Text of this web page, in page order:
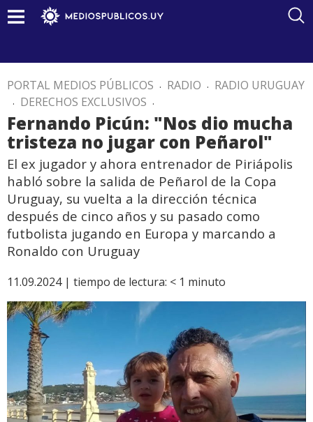
PORTAL MEDIOS PÚBLICOS . RADIO . RADIO URUGUAY
. DERECHOS EXCLUSIVOS .
Fernando Picún: "Nos dio mucha
tristeza no jugar con Peñarol"
El ex jugador y ahora entrenador de Piriápolis
habló sobre la salida de Peñarol de la Copa
Uruguay, su vuelta a la dirección técnica
después de cinco años y su pasado como
futbolista jugando en Europa y marcando a
Ronaldo con Uruguay
11.09.2024 | tiempo de lectura: < 1 minuto